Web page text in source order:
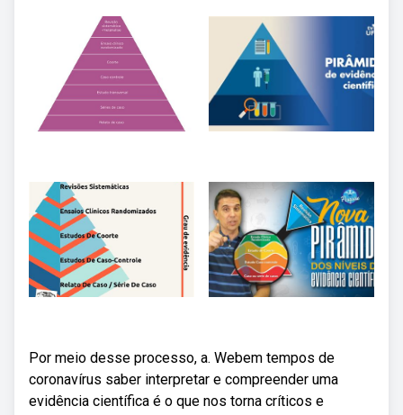
Por meio desse processo, a. Webem tempos de
coronavírus saber interpretar e compreender uma
evidência científica é o que nos torna críticos e